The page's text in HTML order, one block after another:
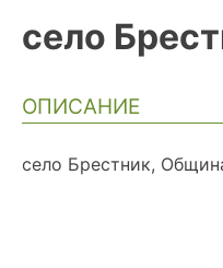
село
ОПИСАНИЕ
село Брестник,